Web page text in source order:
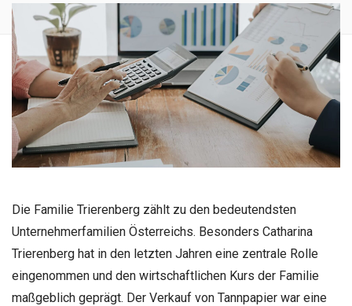
Die Familie Trierenberg zählt zu den bedeutendsten
Unternehmerfamilien Österreichs. Besonders Catharina
Trierenberg hat in den letzten Jahren eine zentrale Rolle
eingenommen und den wirtschaftlichen Kurs der Familie
maßgeblich geprägt. Der Verkauf von Tannpapier war eine